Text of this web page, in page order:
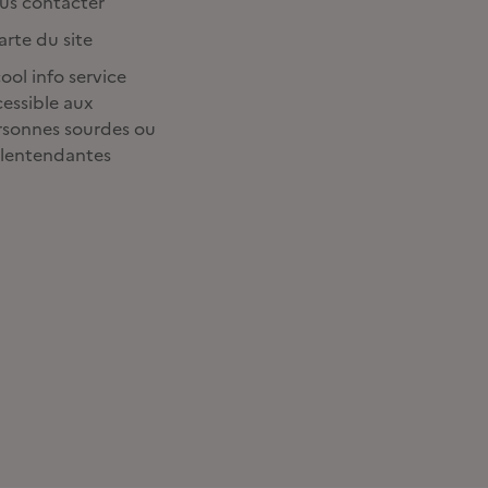
du site
info service
aux
sourdes ou